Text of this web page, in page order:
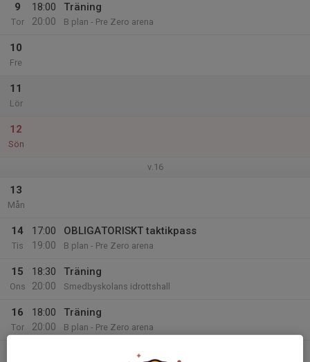
9
Tor
18:00
20:00
Träning
B plan - Pre Zero arena
10
Fre
11
Lör
12
Sön
v.16
13
Mån
14
Tis
17:00
19:00
OBLIGATORISKT taktikpass
B plan - Pre Zero arena
15
Ons
18:30
20:00
Träning
Smedbyskolans idrottshall
16
Tor
18:00
20:00
Träning
B plan - Pre Zero arena